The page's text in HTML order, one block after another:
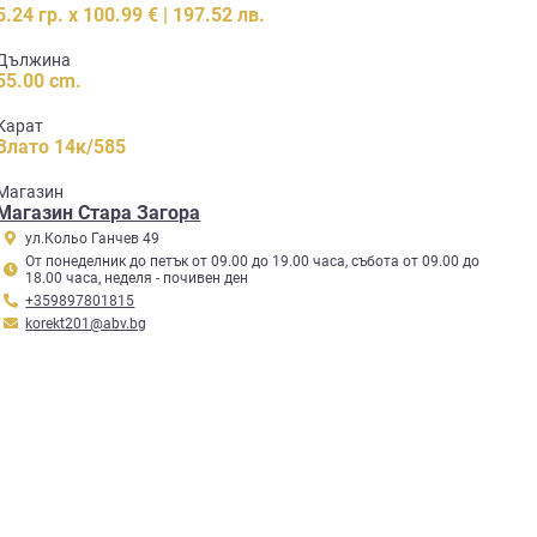
гр. x 100.99 € | 197.52 лв.
cm.
14к/585
Стара Загора
ул.Кольо Ганчев 49
От понеделник до петък от 09.00 до 19.00 часа, събота от 09.00 до
18.00 часа, неделя - почивен ден
+359897801815
korekt201@abv.bg